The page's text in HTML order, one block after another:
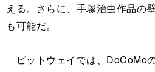
える。さらに、手塚治虫作品の
も可能だ。
ビットウェイでは、DoCoMo